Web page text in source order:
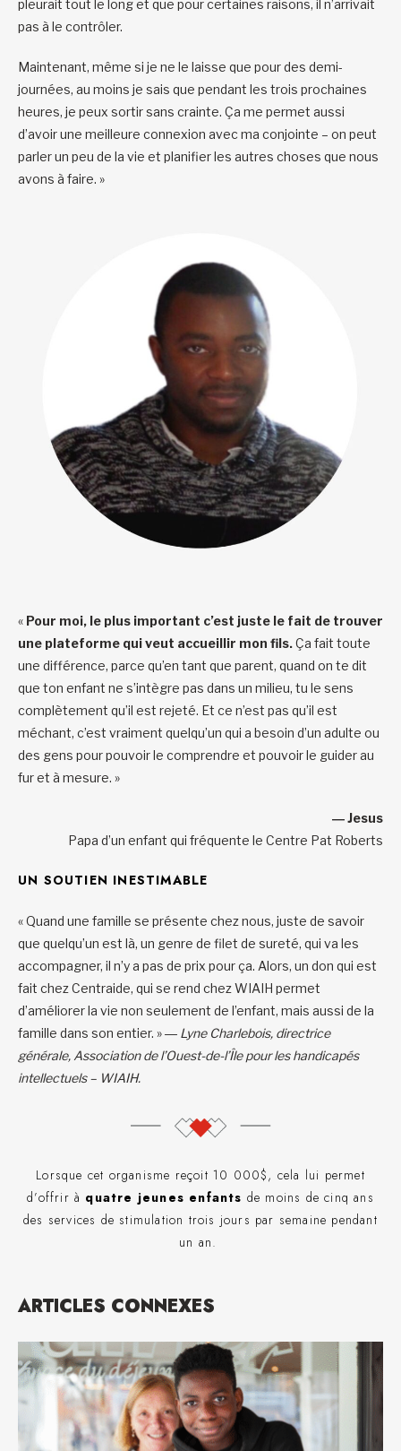
pleurait tout le long et que pour certaines raisons, il n’arrivait
pas à le contrôler.
Maintenant, même si je ne le laisse que pour des demi-
journées, au moins je sais que pendant les trois prochaines
heures, je peux sortir sans crainte. Ça me permet aussi
d’avoir une meilleure connexion avec ma conjointe – on peut
parler un peu de la vie et planifier les autres choses que nous
avons à faire. »
« Pour moi, le plus important c’est juste le fait de trouver
une plateforme qui veut accueillir mon fils.Ça fait toute
une différence, parce qu’en tant que parent, quand on te dit
que ton enfant ne s’intègre pas dans un milieu, tu le sens
complètement qu’il est rejeté. Et ce n’est pas qu’il est
méchant, c’est vraiment quelqu’un qui a besoin d’un adulte ou
des gens pour pouvoir le comprendre et pouvoir le guider au
fur et à mesure. »
― Jesus
Papa d’un enfant qui fréquente le Centre Pat Roberts
UN SOUTIEN INESTIMABLE
« Quand une famille se présente chez nous, juste de savoir
que quelqu’un est là, un genre de filet de sureté, qui va les
accompagner, il n’y a pas de prix pour ça. Alors, un don qui est
fait chez Centraide, qui se rend chez WIAIH permet
d’améliorer la vie non seulement de l’enfant, mais aussi de la
famille dans son entier. »― Lyne Charlebois, directrice
générale, Association de l’Ouest-de-l’Île pour les handicapés
intellectuels – WIAIH.
Lorsque cet organisme reçoit 10 000$, cela lui permet
d’offrir à quatre jeunes enfants de moins de cinq ans
des services de stimulation trois jours par semaine pendant
un an.
ARTICLES CONNEXES